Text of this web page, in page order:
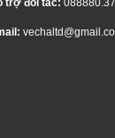
trợ đối tác: